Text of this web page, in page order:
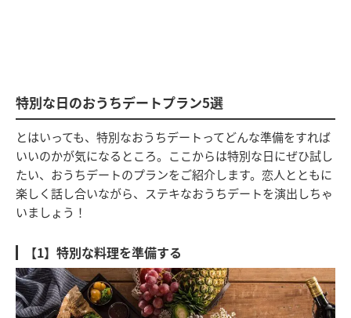
特別な日のおうちデートプラン5選
とはいっても、特別なおうちデートってどんな準備をすれば
いいのかが気になるところ。ここからは特別な日にぜひ試し
たい、おうちデートのプランをご紹介します。恋人とともに
楽しく話し合いながら、ステキなおうちデートを演出しちゃ
いましょう！
【1】特別な料理を準備する